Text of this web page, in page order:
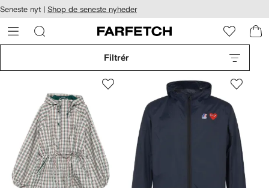
til
Seneste nyt | Shop de seneste nyheder
Filtrér